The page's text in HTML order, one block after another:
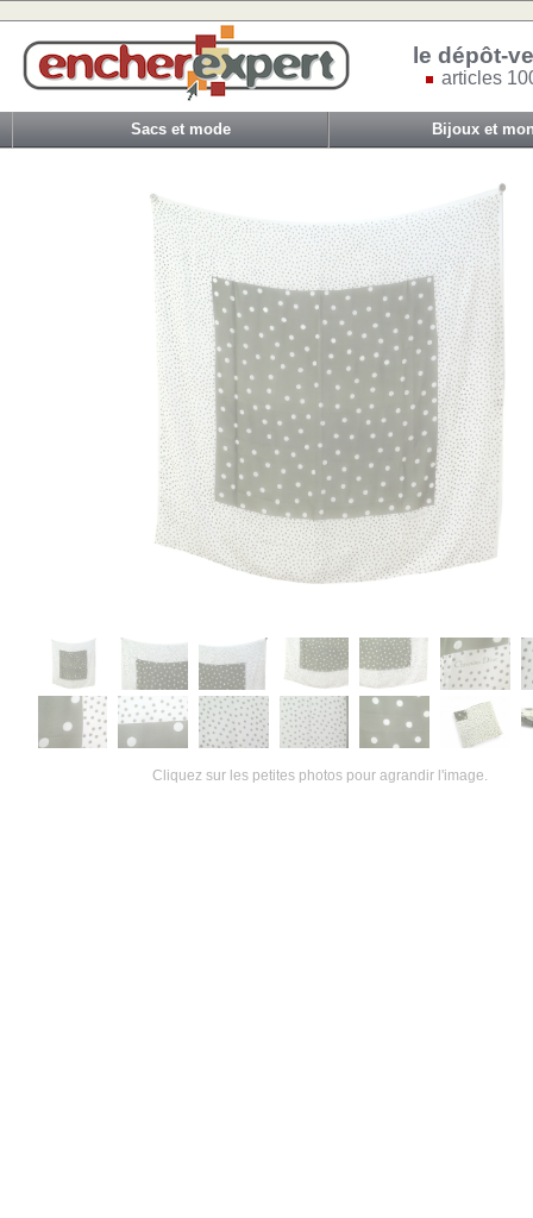
le dépôt-
articles
Sacs et mode Bijoux et
Cliquez sur les petites photos pour agrandir l'image.